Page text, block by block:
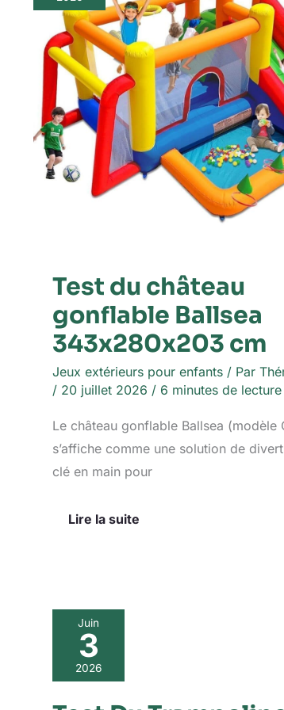
Test du château
gonflable Ballsea
343x280x203 cm
Jeux extérieurs pour enfants / Par
/ 20 juillet 2026 / 6 minutes de lecture
Le château gonflable Ballsea (modèle
s’affiche comme une solution de
clé en main pour
gonflable
Ballsea
343x280x203
cm
Lire la suite
Juin
3
2026
Test
Du
Trampoline
Extérieur
ZIPRO
JumpPro